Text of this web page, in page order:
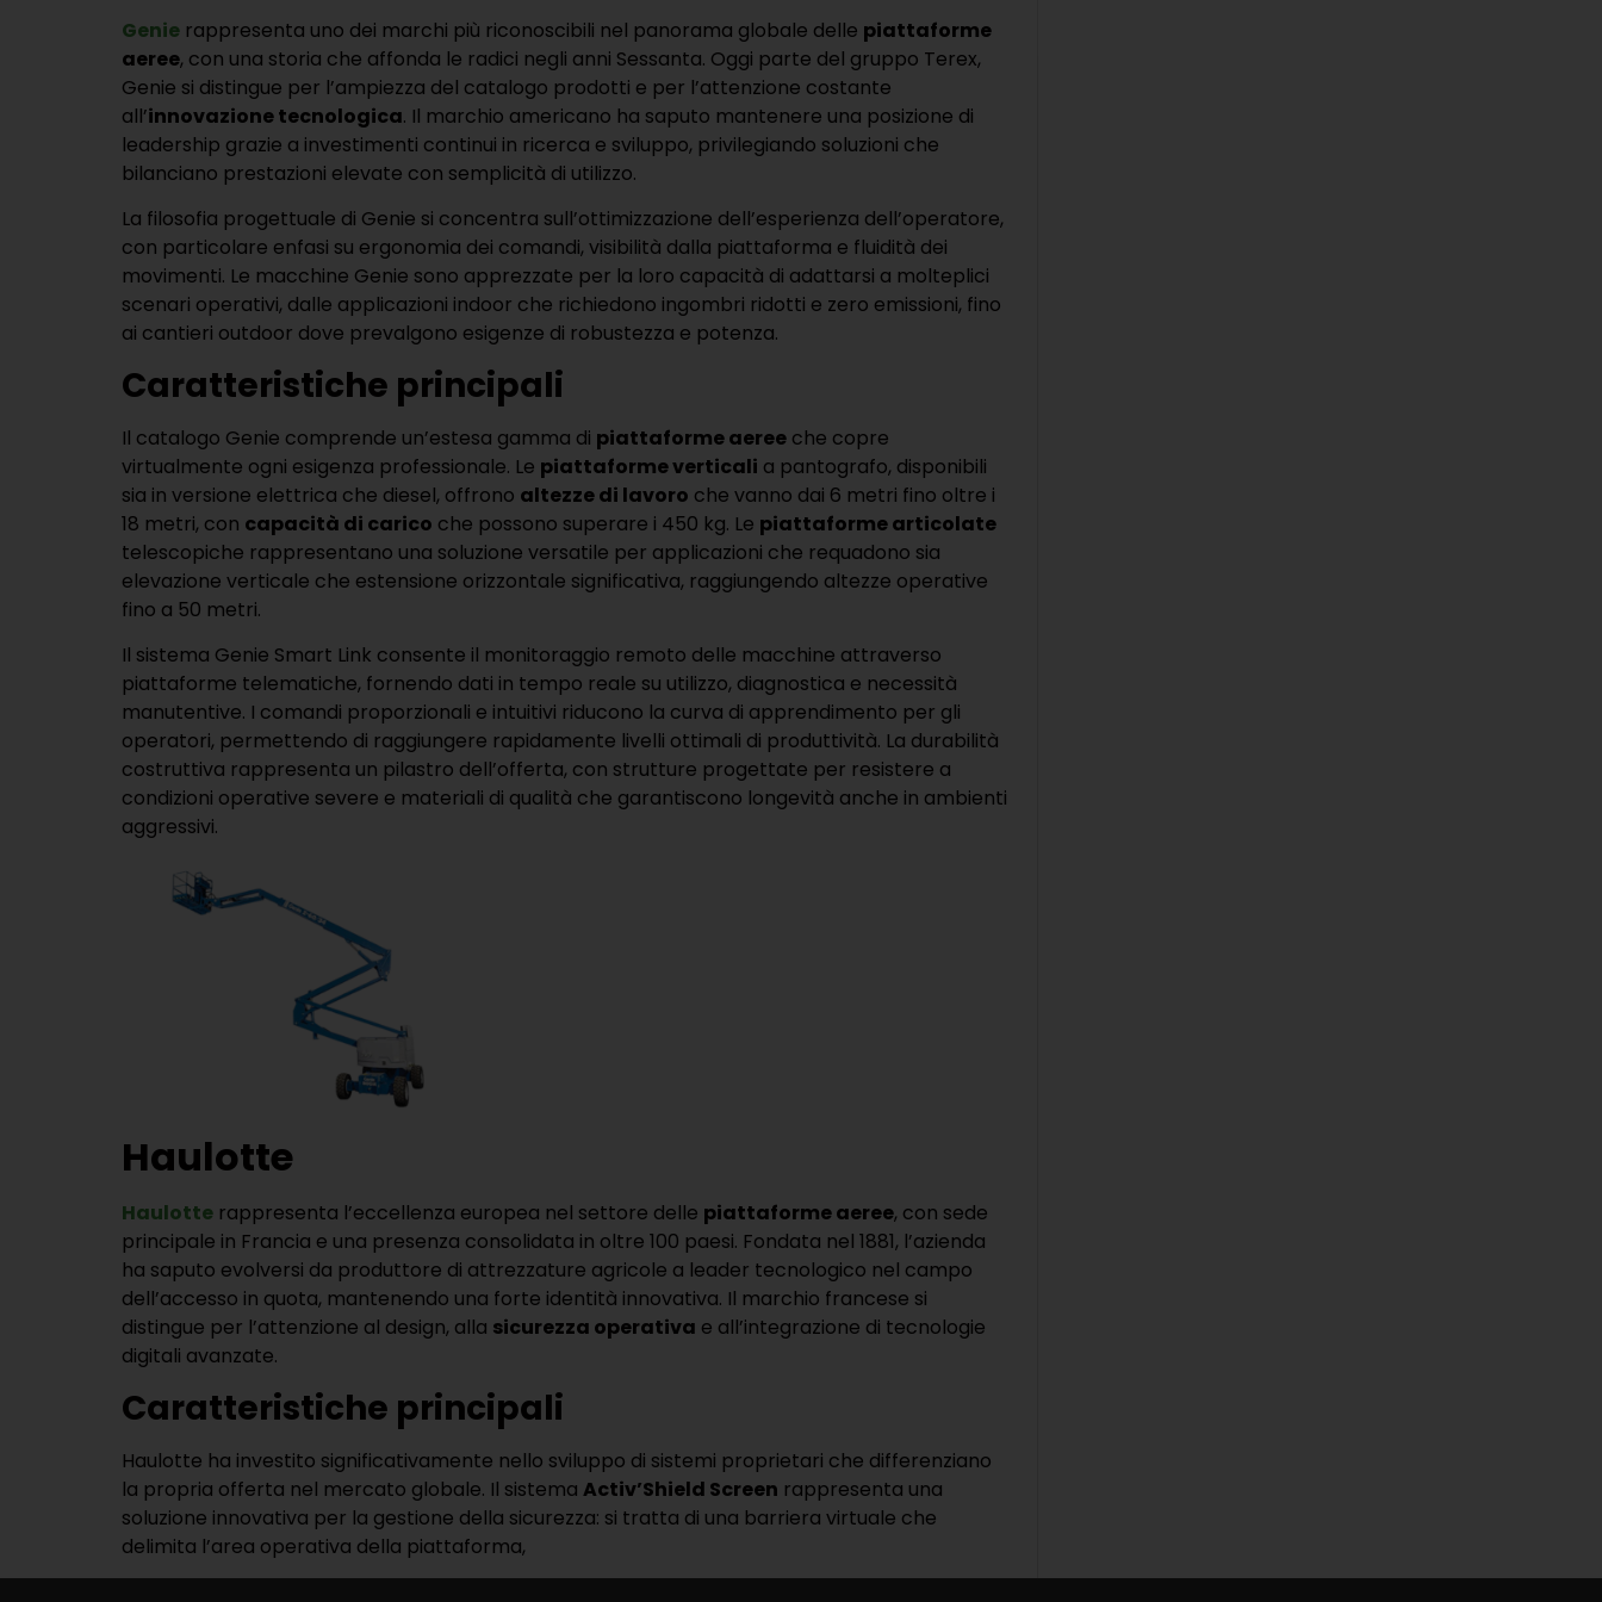
Genie rappresenta uno dei marchi più riconoscibili nel panorama globale delle piattaforme
aeree, con una storia che affonda le radici negli anni Sessanta. Oggi parte del gruppo Terex,
Genie si distingue per l’ampiezza del catalogo prodotti e per l’attenzione costante
all’innovazione tecnologica. Il marchio americano ha saputo mantenere una posizione di
leadership grazie a investimenti continui in ricerca e sviluppo, privilegiando soluzioni che
bilanciano prestazioni elevate con semplicità di utilizzo.
La filosofia progettuale di Genie si concentra sull’ottimizzazione dell’esperienza dell’operatore,
con particolare enfasi su ergonomia dei comandi, visibilità dalla piattaforma e fluidità dei
movimenti. Le macchine Genie sono apprezzate per la loro capacità di adattarsi a molteplici
scenari operativi, dalle applicazioni indoor che richiedono ingombri ridotti e zero emissioni, fino
ai cantieri outdoor dove prevalgono esigenze di robustezza e potenza.
Caratteristiche principali
Il catalogo Genie comprende un’estesa gamma di piattaforme aeree che copre
virtualmente ogni esigenza professionale. Le piattaforme verticali a pantografo, disponibili
sia in versione elettrica che diesel, offrono altezze di lavoro che vanno dai 6 metri fino oltre i
18 metri, con capacità di carico che possono superare i 450 kg. Le piattaforme articolate
telescopiche rappresentano una soluzione versatile per applicazioni che requadono sia
elevazione verticale che estensione orizzontale significativa, raggiungendo altezze operative
fino a 50 metri.
Il sistema Genie Smart Link consente il monitoraggio remoto delle macchine attraverso
piattaforme telematiche, fornendo dati in tempo reale su utilizzo, diagnostica e necessità
manutentive. I comandi proporzionali e intuitivi riducono la curva di apprendimento per gli
operatori, permettendo di raggiungere rapidamente livelli ottimali di produttività. La durabilità
costruttiva rappresenta un pilastro dell’offerta, con strutture progettate per resistere a
condizioni operative severe e materiali di qualità che garantiscono longevità anche in ambienti
aggressivi.
Haulotte
Haulotte rappresenta l’eccellenza europea nel settore delle piattaforme aeree, con sede
principale in Francia e una presenza consolidata in oltre 100 paesi. Fondata nel 1881, l’azienda
ha saputo evolversi da produttore di attrezzature agricole a leader tecnologico nel campo
dell’accesso in quota, mantenendo una forte identità innovativa. Il marchio francese si
distingue per l’attenzione al design, alla sicurezza operativa e all’integrazione di tecnologie
digitali avanzate.
Caratteristiche principali
Haulotte ha investito significativamente nello sviluppo di sistemi proprietari che differenziano
la propria offerta nel mercato globale. Il sistema Activ’Shield Screen rappresenta una
soluzione innovativa per la gestione della sicurezza: si tratta di una barriera virtuale che
delimita l’area operativa della piattaforma,